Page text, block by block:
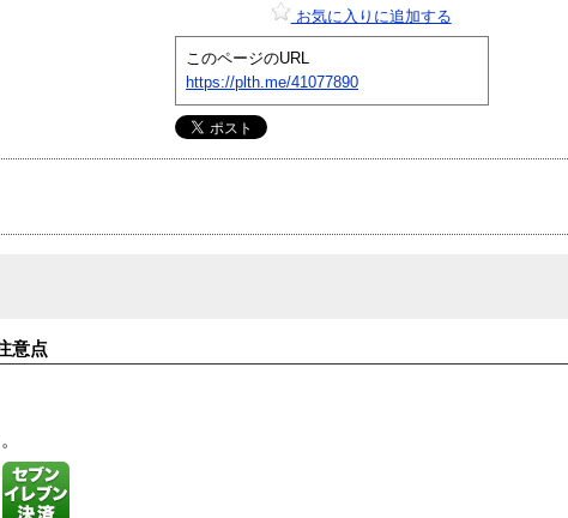
お気に入りに追加する
このページのURL
https://plth.me/41077890
意点